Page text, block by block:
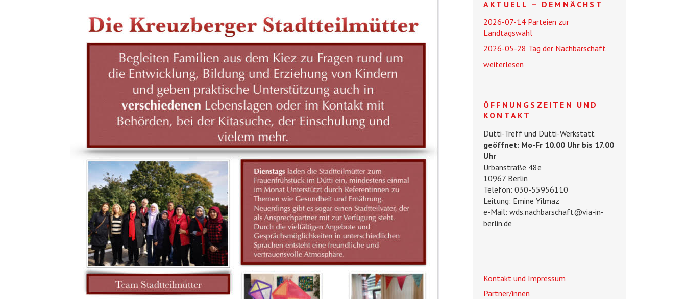
AKTUELL – DEMNÄCHST
2026-07-14 Parteien zur
Landtagswahl
2026-05-28 Tag der Nachbarschaft
weiterlesen
ÖFFNUNGSZEITEN UND
KONTAKT
Dütti-Treff und Dütti-Werkstatt
geöffnet: Mo-Fr 10.00 Uhr bis 17.00
Uhr
Urbanstraße 48e
10967 Berlin
Telefon: 030-55956110
Leitung: Emine Yilmaz
e-Mail: wds.nachbarschaft@via-in-
berlin.de
Kontakt und Impressum
Partner/innen